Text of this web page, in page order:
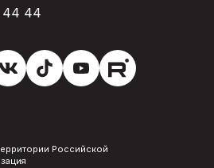
Российской
44 44